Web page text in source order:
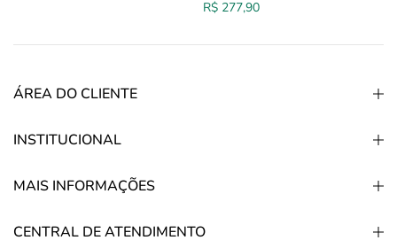
R$ 277,90
ÁREA DO CLIENTE
INSTITUCIONAL
MAIS INFORMAÇÕES
CENTRAL DE ATENDIMENTO